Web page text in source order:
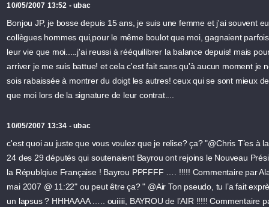
10/05/2007 13:52 - ubac
Bonjou JP, je bosse depuis 15 ans, je suis une femme et j'ai souvent
collègues hommes qui,pour le même boulot que moi, gagnaient
leur vie que moi.....j'ai reussi à rééquilibrer la balance depuis! mais
arriver je me suis battue! et cela c'est fait sans qu'à aucun moment je
sois rabaissée à montrer du doigt les autres! ceux qui se sont mieux
que moi lors de la signature de leur contrat....
10/05/2007 13:34 - ubac
c'est quoi au juste que vous voulez que je relise? ça? "@Chris T’es à
24 des 29 députés qui soutenaient Bayrou ont rejoins le Nouveau
la Républqiue Française ! Bayrou PPFFFF …. !!!!! Commentaire par
mai 2007 @ 11:22" ou peut être ça? " @Air Ton pseudo, tu l’a fait
un lapsus ? HHHAAAA ….. ouiiiii, BAYROU de l’AIR !!!!! Commentaire